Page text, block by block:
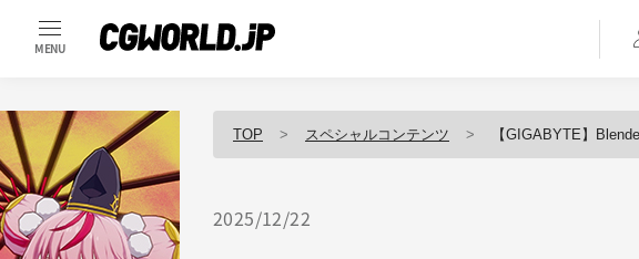
MENU
TOP スペシャルコンテンツ 【GIGABYTE】Blenderの激重シーンも扱える！
2025/12/22